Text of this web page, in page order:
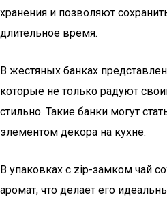
хранения и позволяют
длительное время.
В жестяных банках
которые не только радуют
стильно. Такие банки могут
элементом декора на кухне.
В упаковках с zip-замком чай
аромат, что делает его